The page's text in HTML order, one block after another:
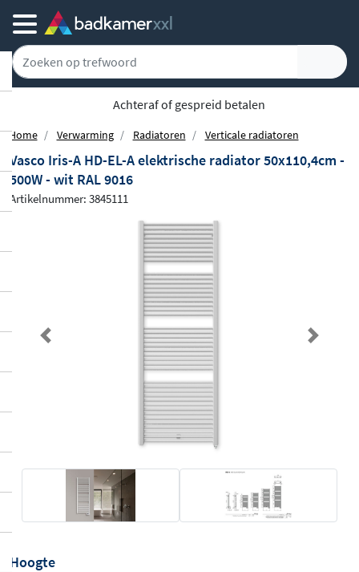
Gratis bezorgd vanaf 100,-
Home Verwarming Radiatoren Verticale radiatoren
Vasco Iris-A HD-EL-A elektrische radiator 50x110,4cm -
500W - wit RAL 9016
Artikelnummer: 3845111
Previous Next
Hoogte